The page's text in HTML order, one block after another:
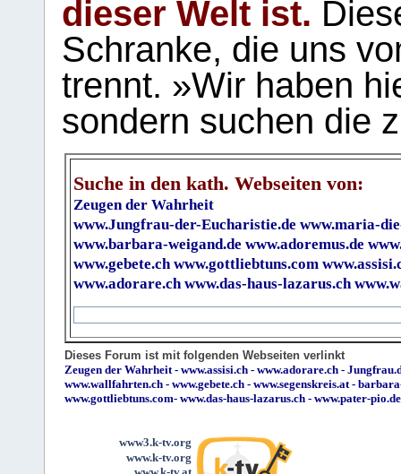
dieser Welt ist.
Schranke, die uns
trennt. »Wir haben
sondern suchen die
Suche in den kath. Webseiten von:
Zeugen der Wahrheit
www.Jungfrau-der-Eucharistie.de www.maria-
www.barbara-weigand.de www.adoremus.de
www.gebete.ch www.gottliebtuns.com
www.adorare.ch www.das-haus-lazarus.ch
Dieses Forum ist mit folgenden Webseiten verlinkt
Zeugen der Wahrheit- www.assisi.ch - www.adorare.ch -
www.wallfahrten.ch - www.gebete.ch - www.segenskreis.at-
www.gottliebtuns.com- www.das-haus-lazarus.ch - www.pater-pio.de
www3.k-tv.org
www.k-tv.org